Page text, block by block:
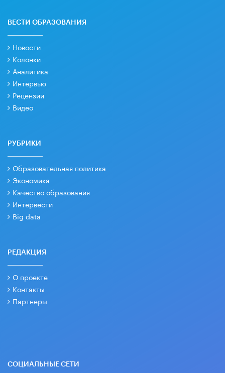
ВЕСТИ ОБРАЗОВАНИЯ
Новости
Колонки
Аналитика
Интервью
Рецензии
Видео
РУБРИКИ
Образовательная политика
Экономика
Качество образования
Интервести
Big data
РЕДАКЦИЯ
О проекте
Контакты
Партнеры
СОЦИАЛЬНЫЕ СЕТИ